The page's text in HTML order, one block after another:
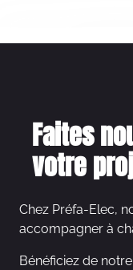
Faites
votre
Chez Préfa-Elec,
accompagner à
Bénéficiez de